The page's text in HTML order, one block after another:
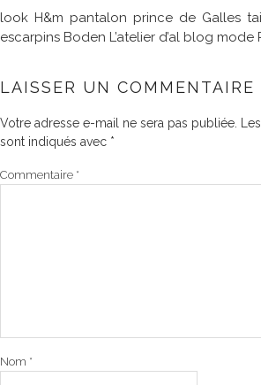
look H&m pantalon prince de Galles
escarpins Boden L’atelier d’al blog mode
LAISSER UN COMMENTAIRE
Votre adresse e-mail ne sera pas publiée.
sont indiqués avec *
Commentaire *
Nom *